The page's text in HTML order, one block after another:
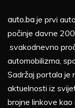
auto.ba je prvi
počinje davne
svakodnevno
automobilizma,
Sadržaj portala je
aktuelnosti iz
brojne linkove kao